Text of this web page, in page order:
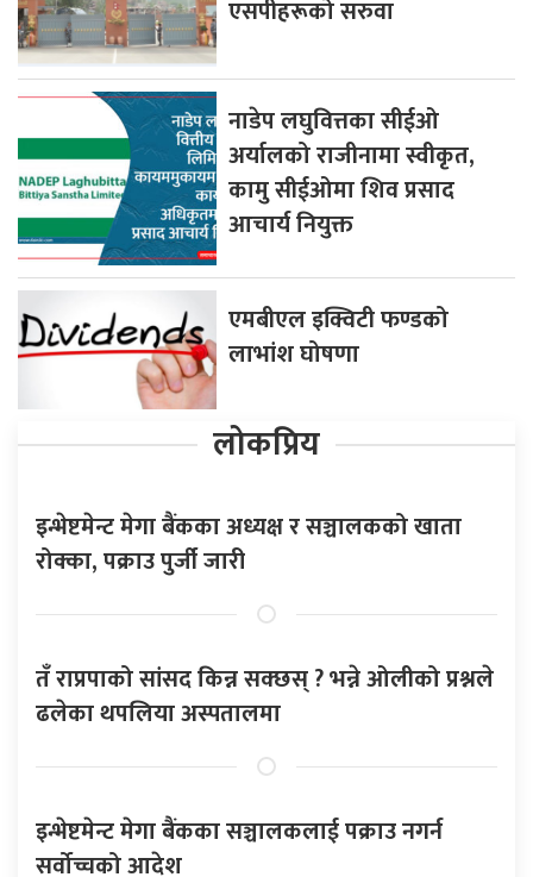
एसपीहरूको सरुवा
नाडेप लघुवित्तका सीईओ
अर्यालको राजीनामा स्वीकृत,
कामु सीईओमा शिव प्रसाद
आचार्य नियुक्त
एमबीएल इक्विटी फण्डको
लाभांश घोषणा
लोकप्रिय
इन्भेष्टमेन्ट मेगा बैंकका अध्यक्ष र सञ्चालकको खाता
रोक्का, पक्राउ पुर्जी जारी
तँ राप्रपाको सांसद किन्न सक्छस् ? भन्ने ओलीको प्रश्नले
ढलेका थपलिया अस्पतालमा
इन्भेष्टमेन्ट मेगा बैंकका सञ्चालकलाई पक्राउ नगर्न
सर्वोच्चको आदेश